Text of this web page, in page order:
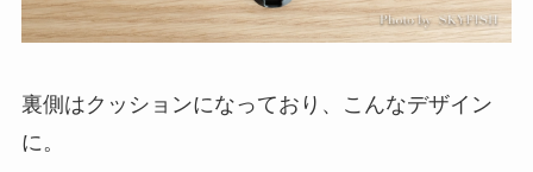
裏側はクッションになっており、こんなデザイン
に。